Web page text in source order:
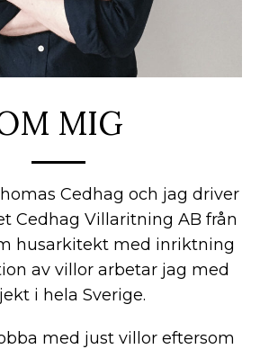
MIG
Cedhag och jag driver
Cedhag Villaritning AB från
husarkitekt med inriktning
av villor arbetar jag med
i hela Sverige.
med just villor eftersom